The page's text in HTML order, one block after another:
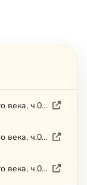
Вершины и бездны Серебряного века, ч.01 (2008)
Вершины и бездны Серебряного века, ч.02 (2008)
Вершины и бездны Серебряного века, ч.03 (2008)